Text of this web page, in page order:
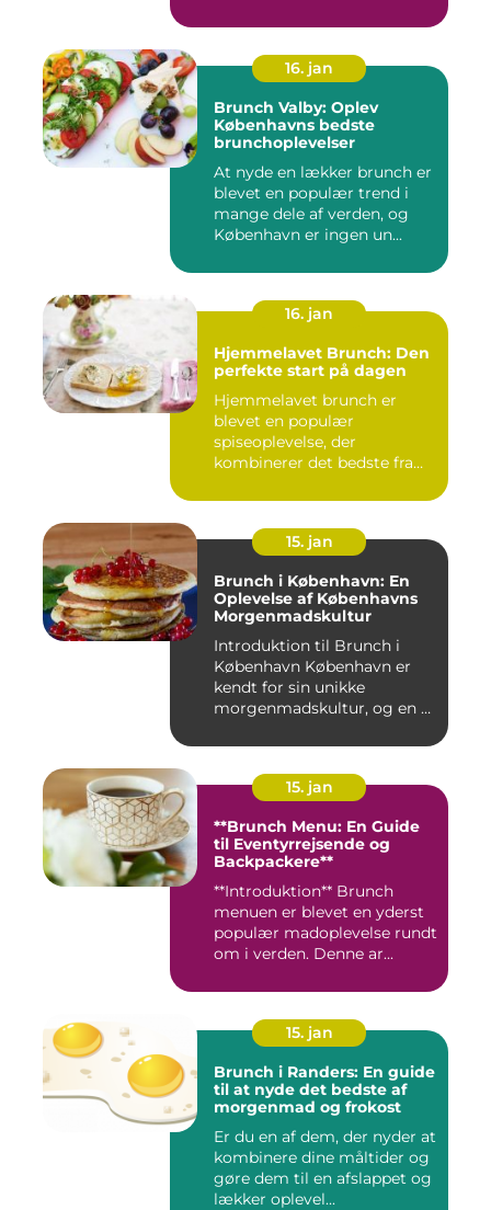
16. jan
Brunch Valby: Oplev
Københavns bedste
brunchoplevelser
At nyde en lækker brunch er
blevet en populær trend i
mange dele af verden, og
København er ingen un...
16. jan
Hjemmelavet Brunch: Den
perfekte start på dagen
Hjemmelavet brunch er
blevet en populær
spiseoplevelse, der
kombinerer det bedste fra
15. jan
Brunch i København: En
Oplevelse af Københavns
Morgenmadskultur
Introduktion til Brunch i
København København er
kendt for sin unikke
morgenmadskultur, og en af
15. jan
**Brunch Menu: En Guide
til Eventyrrejsende og
Backpackere**
**Introduktion** Brunch
menuen er blevet en yderst
populær madoplevelse rundt
om i verden. Denne ar...
15. jan
Brunch i Randers: En guide
til at nyde det bedste af
morgenmad og frokost
Er du en af dem, der nyder at
kombinere dine måltider og
gøre dem til en afslappet og
lækker oplevel...